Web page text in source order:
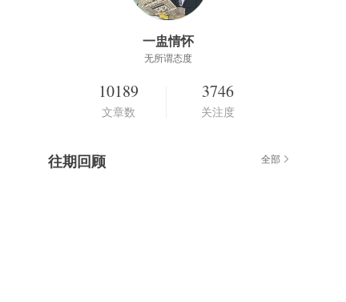
一盅情怀
无所谓态度
10189
文章数
3746
关注度
往期回顾 全部